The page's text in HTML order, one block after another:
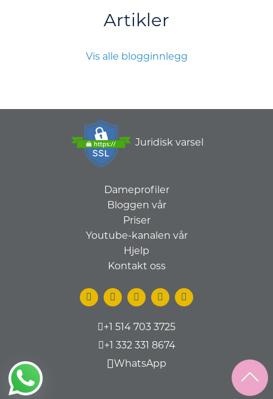
Artikler
Vis alle blogginnlegg
Juridisk varsel
Dameprofiler
Bloggen vår
Priser
Youtube-kanalen vår
Hjelp
Kontakt oss
+1 514 703 3725
+1 332 331 8674
WhatsApp